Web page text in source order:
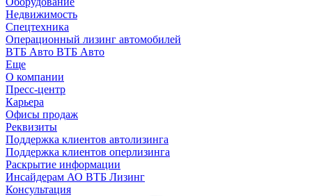
Недвижимость
Спецтехника
Операционный лизинг автомобилей
ВТБ Авто ВТБ Авто
Еще
О компании
Пресс-центр
Карьера
Офисы продаж
Реквизиты
Поддержка клиентов автолизинга
Поддержка клиентов оперлизинга
Раскрытие информации
Инсайдерам АО ВТБ Лизинг
Консультация